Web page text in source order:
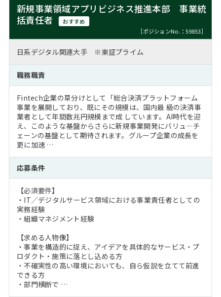
新規事業領域アプリビジネス推進本部 事業統
括責任者
おすすめ
［ポジションNo.：59853］
日系デジタル関連大手 ※東証プライム
職務職責
Fintech企業の草分けとして「総合決済プラットフォーム
事業を展開しており、既にその規模は、国内最 級の決済事
業者として年間数兆円規模まで成 しています。AI時代を迎
え、このような基盤からさらに新規事業開発にバリュ―チ
ェーンの基盤として期待されます。グループ企業の成長を
更に加速 …
応募条件
【必須要件】
・IT／デジタルサービス領域における事業責任者としての
実務経験
・組織マネジメント経験
【求める人物像】
・事業を構造的に捉え、アイデアを具体的なサービス・プ
ロダクト・施策に落とし込める方
・不確実性の高い環境においても、自ら仮説を立てて前進
できる方
・部門横断で …